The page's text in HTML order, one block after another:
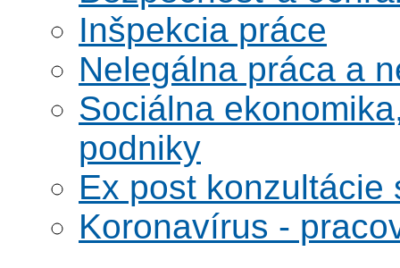
Inšpekcia práce
Nelegálna práca a
Sociálna
podniky
Ex post
Koronavírus -